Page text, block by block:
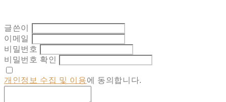
글쓴이
이메일
비밀번호
비밀번호 확인
개인정보 수집 및 이용에 동의합니다.